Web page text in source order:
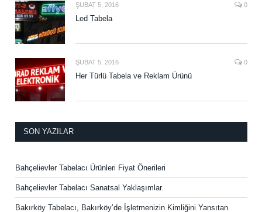
ŞUBAT 5, 2016 0
Led Tabela
ŞUBAT 5, 2016 0
Her Türlü Tabela ve Reklam Ürünü
SON YAZILAR
Bahçelievler Tabelacı Ürünleri Fiyat Önerileri
Bahçelievler Tabelacı Sanatsal Yaklaşımlar.
Bakırköy Tabelacı, Bakırköy’de İşletmenizin Kimliğini Yansıtan